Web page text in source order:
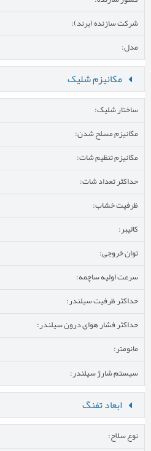
شرکت سازنده (برند):
مدل:
مکانیزم شلیک
ساختار شلیک:
مکانیزم مسلح شدن:
مکانیزم تنظیم شات:
حداکثر تعداد شات:
ظرفیت خشاب:
کالیبر:
توان خروجی:
سرعت اولیه ساچمه:
حداکثر ظرفیت سیلندر:
حداکثر فشار هوای درون سیلندر:
مانومتر:
سیستم شارژ سیلندر:
ابعاد تفنگ
نوع سلاح: